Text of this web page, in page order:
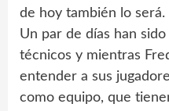
de hoy también lo será.
Un par de días han
técnicos y mientras
entender a sus
como equipo, que